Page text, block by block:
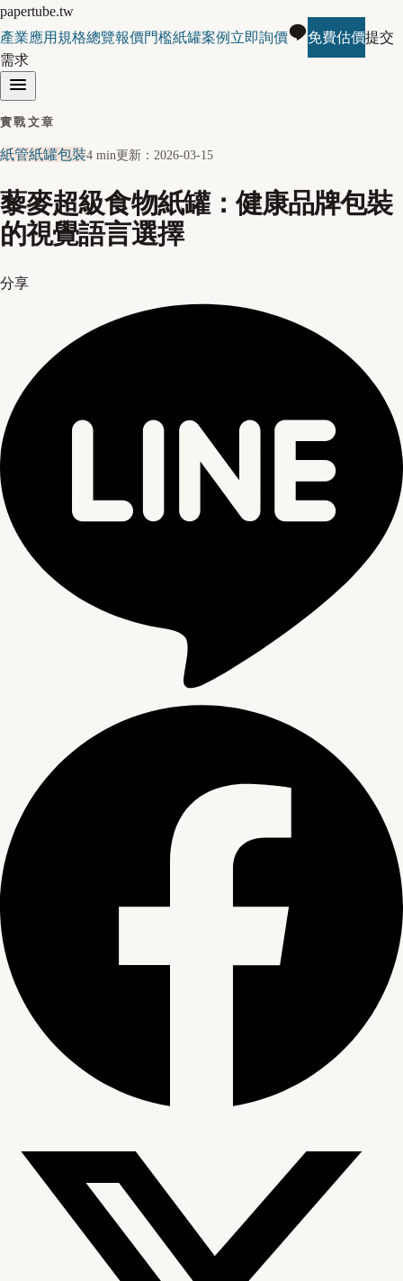
papertube.tw
產業應用 規格總覽報價門檻紙罐案例 立即詢價 免費估價提交
需求
實戰文章
紙管紙罐包裝4 min更新： 2026-03-15
藜麥超級食物紙罐：健康品牌包裝
的視覺語言選擇
分享